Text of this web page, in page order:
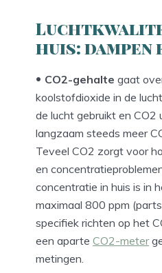
huis: dampen
CO2-gehalte gaat
koolstofdioxide in de
de lucht gebruikt en CO2
langzaam steeds meer
Teveel CO2 zorgt voor
en
concentratie in huis is in
maximaal 800 ppm
specifiek richten op het
een aparte CO2-meter
metingen.